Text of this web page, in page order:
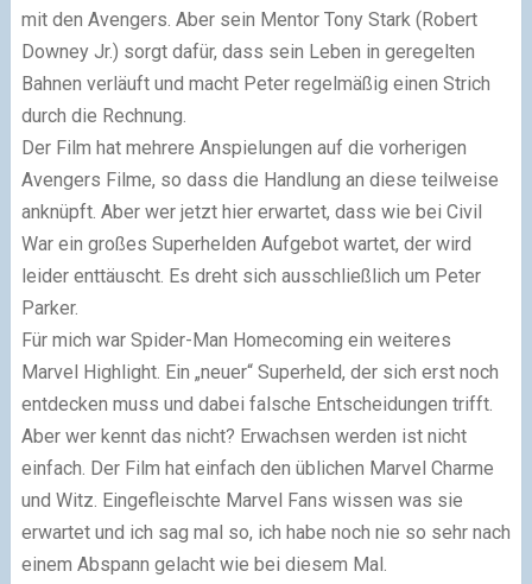
mit den Avengers. Aber sein Mentor Tony Stark (Robert
Downey Jr.) sorgt dafür, dass sein Leben in geregelten
Bahnen verläuft und macht Peter regelmäßig einen Strich
durch die Rechnung.
Der Film hat mehrere Anspielungen auf die vorherigen
Avengers Filme, so dass die Handlung an diese teilweise
anknüpft. Aber wer jetzt hier erwartet, dass wie bei Civil
War ein großes Superhelden Aufgebot wartet, der wird
leider enttäuscht. Es dreht sich ausschließlich um Peter
Parker.
Für mich war Spider-Man Homecoming ein weiteres
Marvel Highlight. Ein „neuer“ Superheld, der sich erst noch
entdecken muss und dabei falsche Entscheidungen trifft.
Aber wer kennt das nicht? Erwachsen werden ist nicht
einfach. Der Film hat einfach den üblichen Marvel Charme
und Witz. Eingefleischte Marvel Fans wissen was sie
erwartet und ich sag mal so, ich habe noch nie so sehr nach
einem Abspann gelacht wie bei diesem Mal.